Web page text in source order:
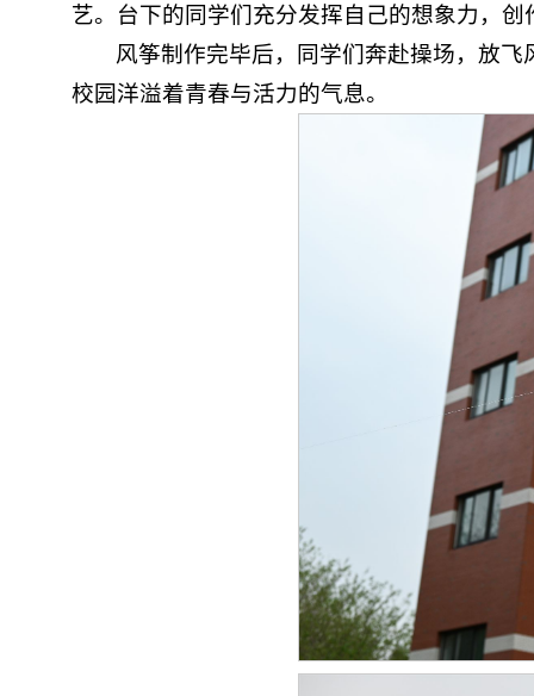
艺。台下的同学们充分发挥自己的想象力，
风筝制作完毕后，同学们奔赴操场，放
校园洋溢着青春与活力的气息。